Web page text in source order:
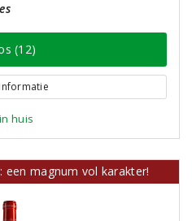
(12)
huis
een magnum vol karakter!